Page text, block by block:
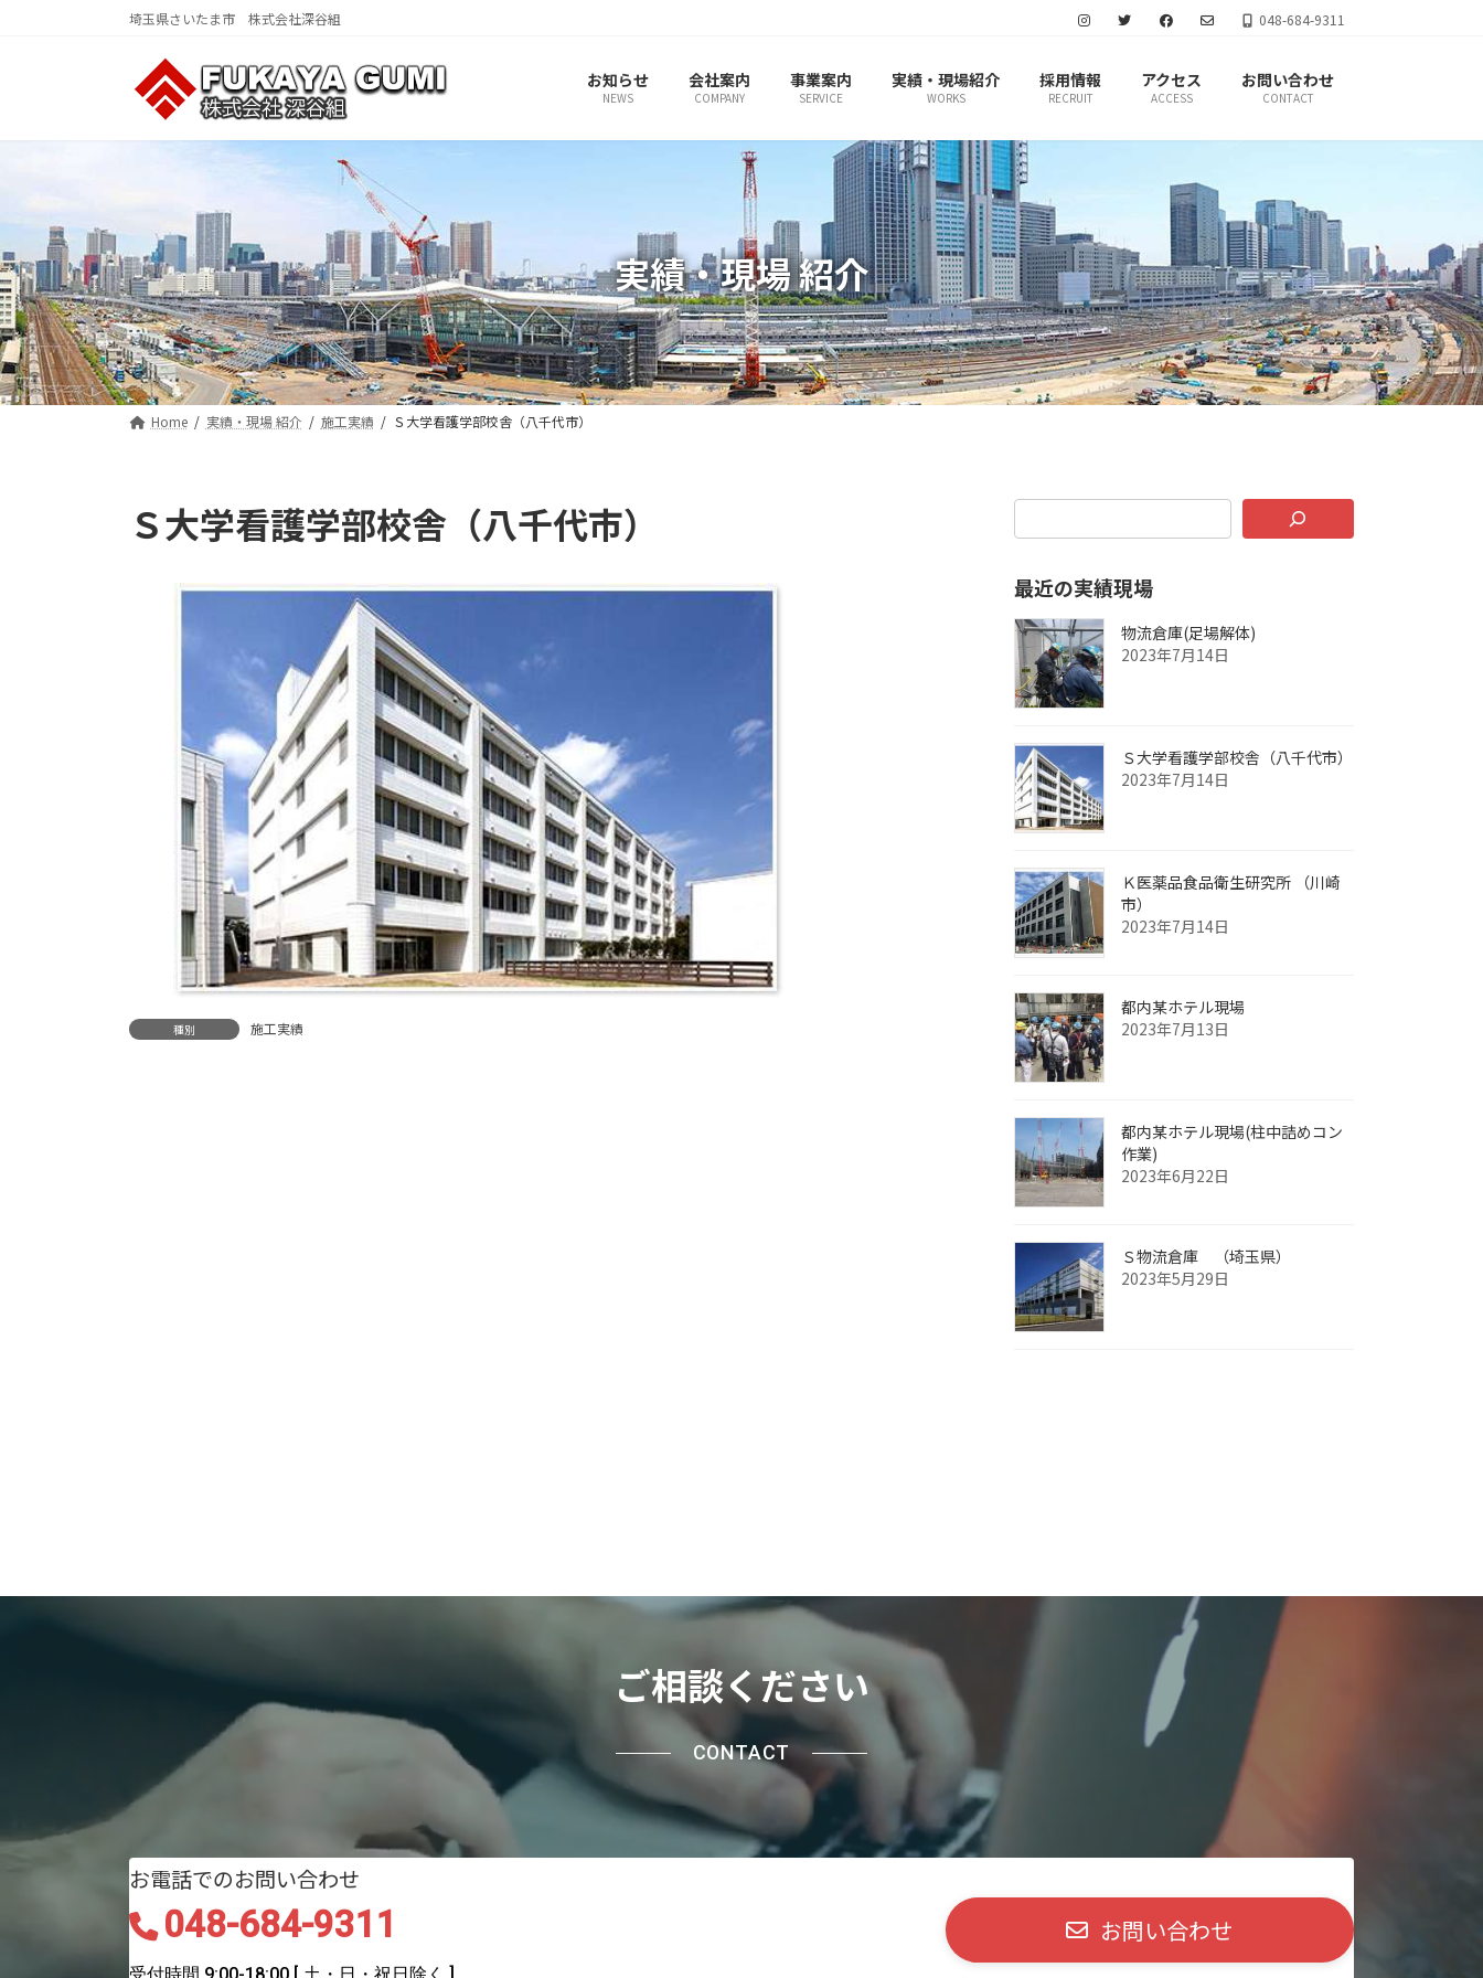
へ
ッ
プ
ョ
移
動
埼玉県さいたま市 株式会社深谷組 048-684-9311
お知らせ
NEWS
会社案内
COMPANY
事業案内
SERVICE
実績・現場紹介
WORKS
採用情報
RECRUIT
アクセス
ACCESS
お問い合わせ
CONTACT
実績・現場 紹介
Home 実績・現場 紹介 施工実績 Ｓ大学看護学部校舎（八千代市）
Ｓ大学看護学部校舎（八千代市）
種別 施工実績
最近の実績現場
物流倉庫(足場解体)
2023年7月14日
Ｓ大学看護学部校舎（八千代市）
2023年7月14日
Ｋ医薬品食品衛生研究所 （川崎
市）
2023年7月14日
都内某ホテル現場
2023年7月13日
都内某ホテル現場(柱中詰めコン
作業)
2023年6月22日
Ｓ物流倉庫 （埼玉県）
2023年5月29日
ご相談ください
CONTACT
お電話でのお問い合わせ
048-684-9311 お問い合わせ